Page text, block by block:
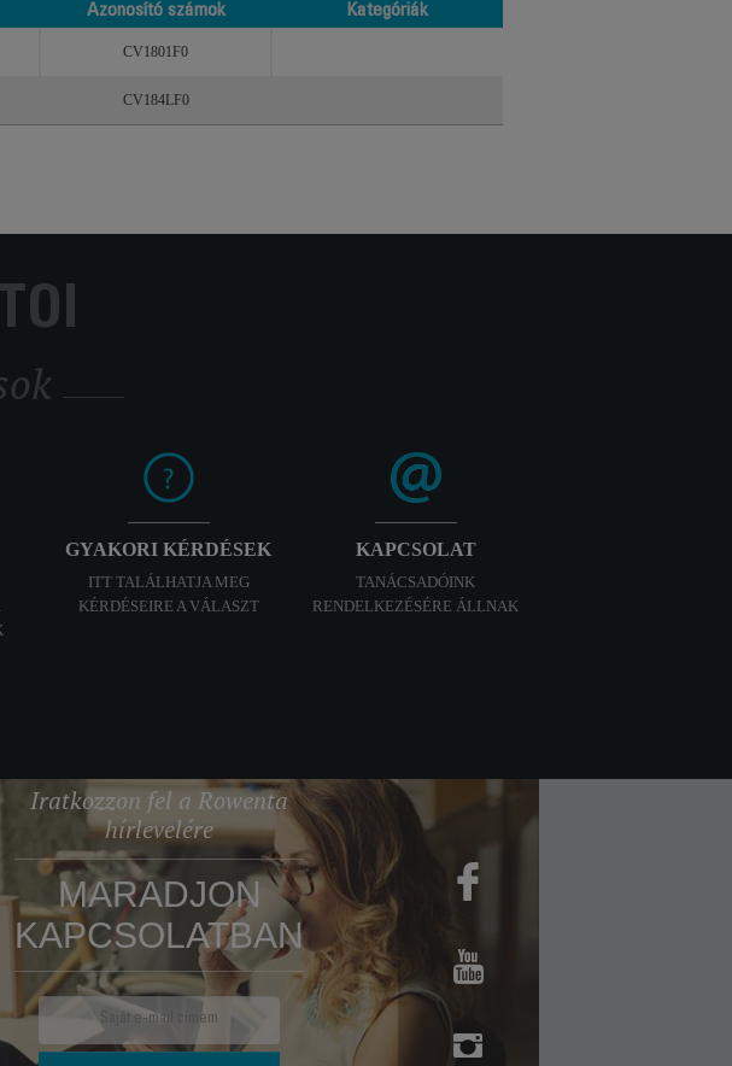
Azonosító számok
Kategóriák
CV1801F0
CV184LF0
GYAKORI KÉRDÉSEK
ITT TALÁLHATJA MEG
KÉRDÉSEIRE A VÁLASZT
KAPCSOLAT
TANÁCSADÓINK
RENDELKEZÉSÉRE ÁLLNAK
Iratkozzon fel a Rowenta
hírlevelére
MARADJON
KAPCSOLATBAN